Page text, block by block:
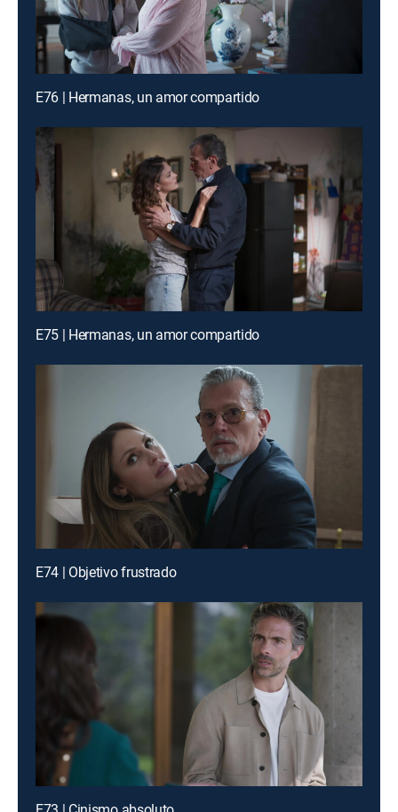
E76 | Hermanas, un amor compartido
E75 | Hermanas, un amor compartido
E74 | Objetivo frustrado